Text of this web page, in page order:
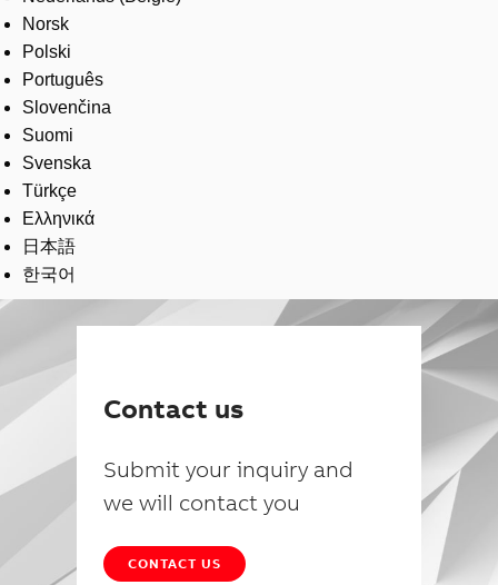
Norsk
Polski
Português
Slovenčina
Suomi
Svenska
Türkçe
Ελληνικά
日本語
한국어
Contact us
Submit your inquiry and
we will contact you
CONTACT US